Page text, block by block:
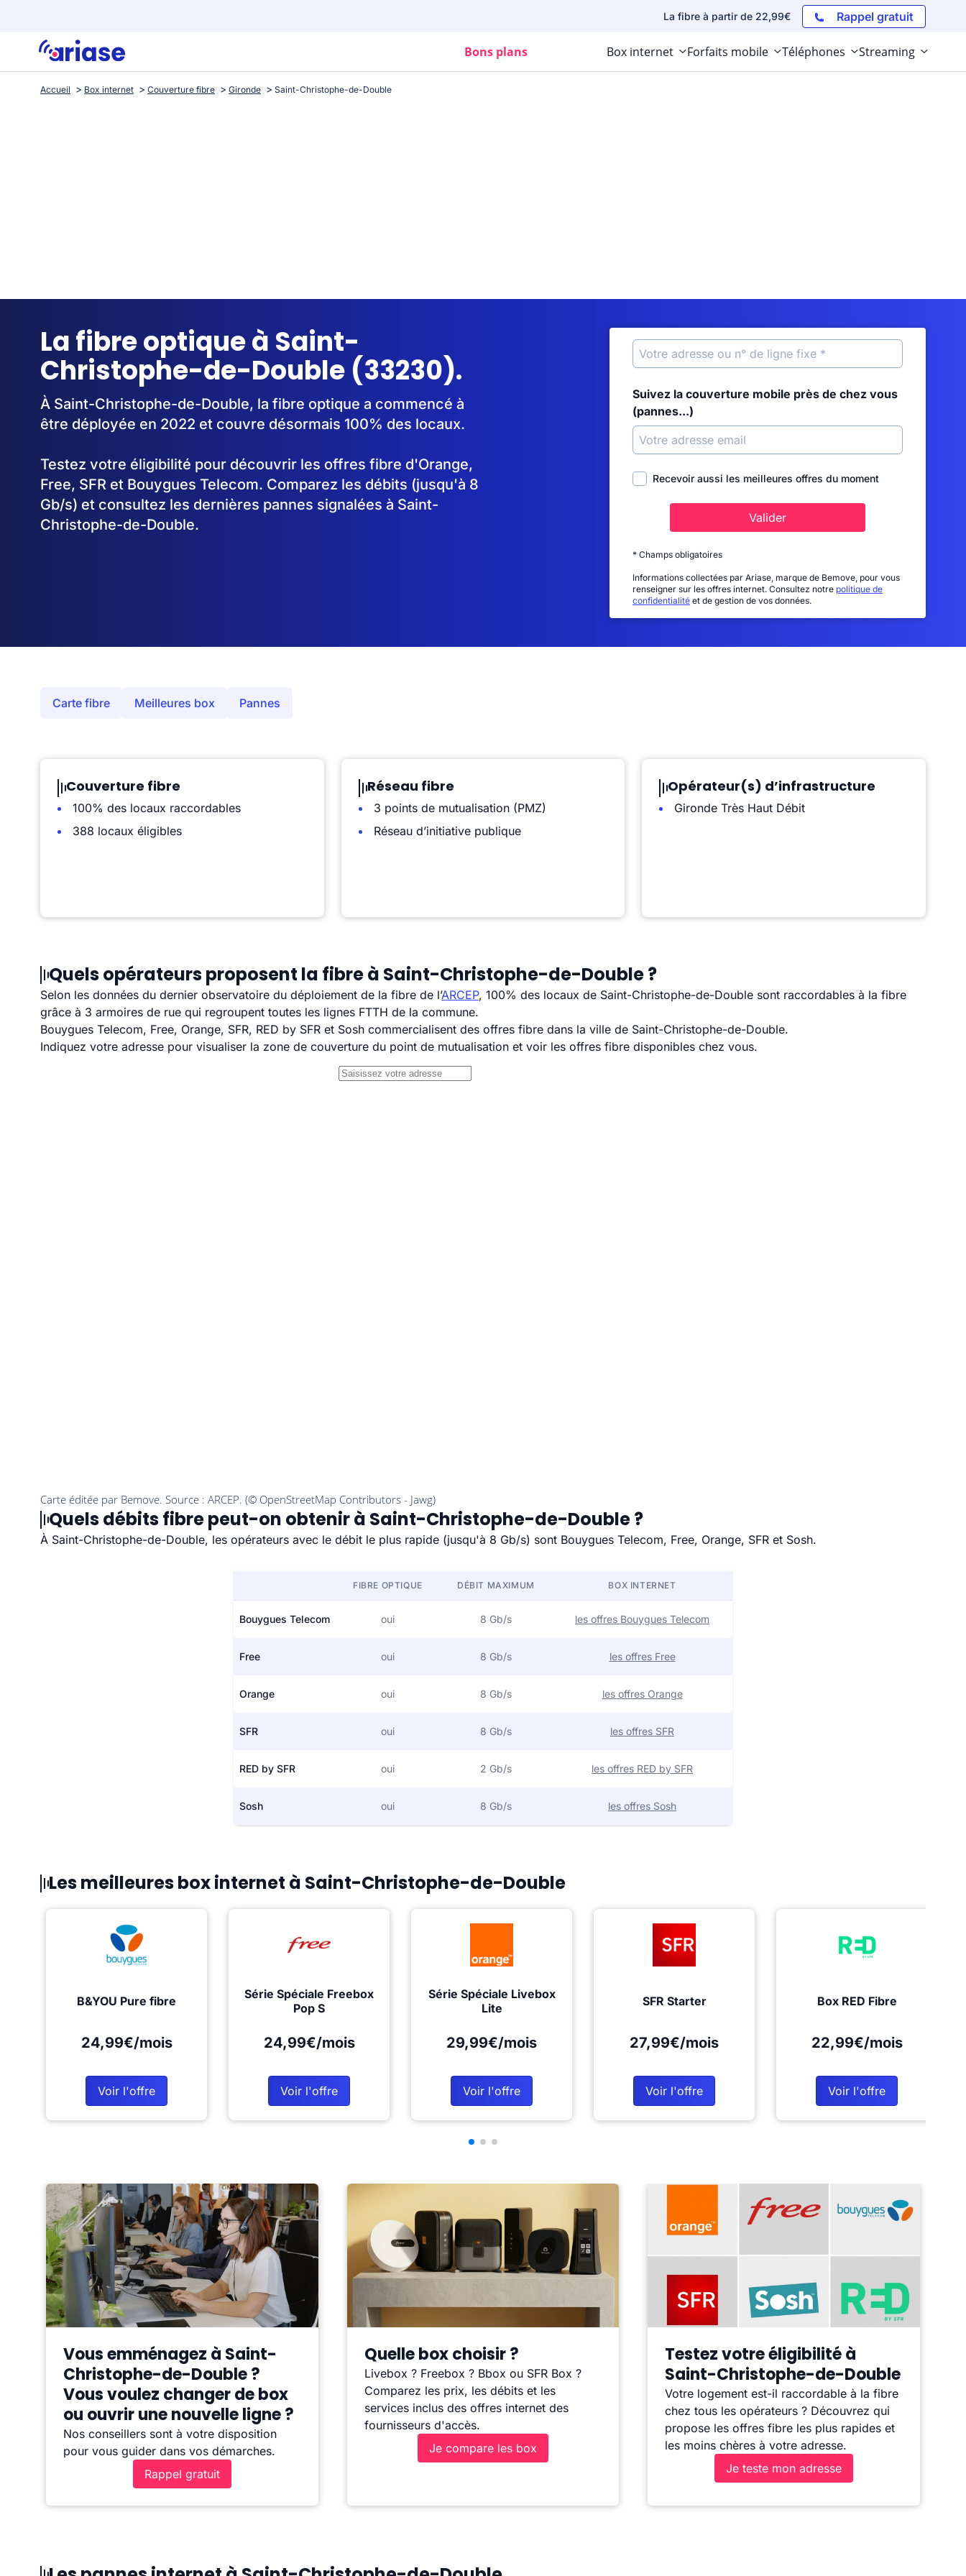
La fibre à partir de 22,99€ Rappel gratuit
Bons plans Box internet Forfaits mobile Téléphones Streaming
Accueil Box internet Couverture fibre Gironde Saint-Christophe-de-Double
La fibre optique à Saint-
Christophe-de-Double (33230).
À Saint-Christophe-de-Double, la fibre optique a commencé à
être déployée en 2022 et couvre désormais 100% des locaux.
Testez votre éligibilité pour découvrir les offres fibre d'Orange,
Free, SFR et Bouygues Telecom. Comparez les débits (jusqu'à 8
Gb/s) et consultez les dernières pannes signalées à Saint-
Christophe-de-Double.
Suivez la couverture mobile près de chez vous
(pannes...)
Recevoir aussi les meilleures offres du moment
Valider
* Champs obligatoires
Informations collectées par Ariase, marque de Bemove, pour vous
renseigner sur les offres internet. Consultez notre politique de
confidentialité et de gestion de vos données.
Carte fibre Meilleures box Pannes
Couverture fibre
100% des locaux raccordables
388 locaux éligibles
Réseau fibre
3 points de mutualisation (PMZ)
Réseau d’initiative publique
Opérateur(s) d’infrastructure
Gironde Très Haut Débit
Quels opérateurs proposent la fibre à Saint-Christophe-de-Double ?
Selon les données du dernier observatoire du déploiement de la fibre de l’ARCEP, 100% des locaux de Saint-Christophe-de-Double sont raccordables à la fibre
grâce à 3 armoires de rue qui regroupent toutes les lignes FTTH de la commune.
Bouygues Telecom, Free, Orange, SFR, RED by SFR et Sosh commercialisent des offres fibre dans la ville de Saint-Christophe-de-Double.
Indiquez votre adresse pour visualiser la zone de couverture du point de mutualisation et voir les offres fibre disponibles chez vous.
Quels débits fibre peut-on obtenir à Saint-Christophe-de-Double ?
À Saint-Christophe-de-Double, les opérateurs avec le débit le plus rapide (jusqu'à 8 Gb/s) sont Bouygues Telecom, Free, Orange, SFR et Sosh.
FIBRE OPTIQUE DÉBIT MAXIMUM BOX INTERNET
Bouygues Telecom oui 8 Gb/s les offres Bouygues Telecom
Free oui 8 Gb/s les offres Free
Orange oui 8 Gb/s les offres Orange
SFR oui 8 Gb/s les offres SFR
RED by SFR oui 2 Gb/s les offres RED by SFR
Sosh oui 8 Gb/s les offres Sosh
Les meilleures box internet à Saint-Christophe-de-Double
B&YOU Pure fibre
24,99€/mois
Voir l'offre
Série Spéciale Freebox
Pop S
24,99€/mois
Voir l'offre
Série Spéciale Livebox
Lite
29,99€/mois
Voir l'offre
SFR Starter
27,99€/mois
Voir l'offre
Box RED Fibre
22,99€/mois
Voir l'offre
Vous emménagez à Saint-
Christophe-de-Double ?
Vous voulez changer de box
ou ouvrir une nouvelle ligne ?
Nos conseillers sont à votre disposition
pour vous guider dans vos démarches.
Rappel gratuit
Quelle box choisir ?
Livebox ? Freebox ? Bbox ou SFR Box ?
Comparez les prix, les débits et les
services inclus des offres internet des
fournisseurs d'accès.
Je compare les box
Testez votre éligibilité à
Saint-Christophe-de-Double
Votre logement est-il raccordable à la fibre
chez tous les opérateurs ? Découvrez qui
propose les offres fibre les plus rapides et
les moins chères à votre adresse.
Je teste mon adresse